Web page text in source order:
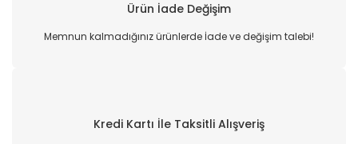
Ürün İade Değişim
Memnun kalmadığınız ürünlerde İade ve değişim talebi!
Kredi Kartı İle Taksitli Alışveriş